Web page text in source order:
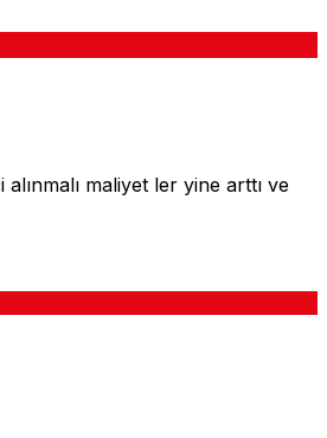
maliyet ler yine arttı ve